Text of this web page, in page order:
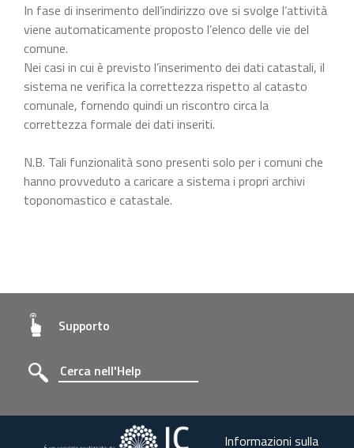
In fase di inserimento dell’indirizzo ove si svolge l’attività
viene automaticamente proposto l’elenco delle vie del
comune.
Nei casi in cui è previsto l’inserimento dei dati catastali, il
sistema ne verifica la correttezza rispetto al catasto
comunale, fornendo quindi un riscontro circa la
correttezza formale dei dati inseriti.
N.B. Tali funzionalità sono presenti solo per i comuni che
hanno provveduto a caricare a sistema i propri archivi
toponomastico e catastale.
Supporto
Informazioni sulla